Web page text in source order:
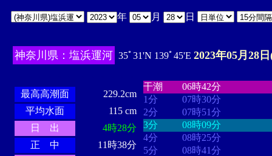
年 月 日
神奈川県：塩浜運河 35ﾟ31'N 139ﾟ45'E 2023年05月28
最高高潮面
229.2cm
平均水面
115 cm
日 出
4時28分
正 中
11時38分
干潮
06時42分
1分
07時30分
2分
07時51分
3分
08時09分
4分
08時25分
5分
08時41分